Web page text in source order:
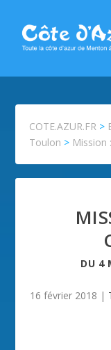
COTE.AZUR.FR >
Toulon > Mission
DU 4
16 février 2018 |